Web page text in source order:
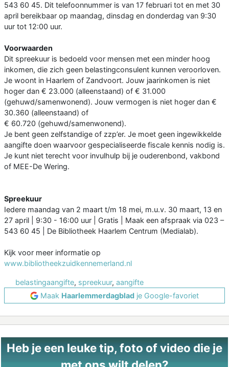
543 60 45. Dit telefoonnummer is van 17 februari tot en met 30
april bereikbaar op maandag, dinsdag en donderdag van 9:30
uur tot 12:00 uur.
Voorwaarden
Dit spreekuur is bedoeld voor mensen met een minder hoog
inkomen, die zich geen belastingconsulent kunnen veroorloven.
Je woont in Haarlem of Zandvoort. Jouw jaarinkomen is niet
hoger dan € 23.000 (alleenstaand) of € 31.000
(gehuwd/samenwonend). Jouw vermogen is niet hoger dan €
30.360 (alleenstaand) of
€ 60.720 (gehuwd/samenwonend).
Je bent geen zelfstandige of zzp’er. Je moet geen ingewikkelde
aangifte doen waarvoor gespecialiseerde fiscale kennis nodig is.
Je kunt niet terecht voor invulhulp bij je ouderenbond, vakbond
of MEE-De Wering.
Spreekuur
Iedere maandag van 2 maart t/m 18 mei, m.u.v. 30 maart, 13 en
27 april | 9:30 - 16:00 uur | Gratis | Maak een afspraak via 023 –
543 60 45 | De Bibliotheek Haarlem Centrum (Medialab).
Kijk voor meer informatie op
www.bibliotheekzuidkennemerland.nl
belastingaangifte, spreekuur, aangifte
Maak Haarlemmerdagblad je Google-favoriet
Heb je een leuke tip, foto of video die je